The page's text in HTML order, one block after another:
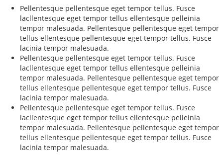
Pellentesque pellentesque eget tempor tellus. Fusce
lacllentesque eget tempor tellus ellentesque pelleinia
tempor malesuada. Pellentesque pellentesque eget tempor
tellus ellentesque pellentesque eget tempor tellus. Fusce
lacinia tempor malesuada.
Pellentesque pellentesque eget tempor tellus. Fusce
lacllentesque eget tempor tellus ellentesque pelleinia
tempor malesuada. Pellentesque pellentesque eget tempor
tellus ellentesque pellentesque eget tempor tellus. Fusce
lacinia tempor malesuada.
Pellentesque pellentesque eget tempor tellus. Fusce
lacllentesque eget tempor tellus ellentesque pelleinia
tempor malesuada. Pellentesque pellentesque eget tempor
tellus ellentesque pellentesque eget tempor tellus. Fusce
lacinia tempor malesuada.